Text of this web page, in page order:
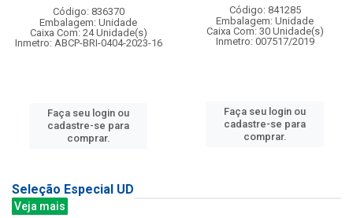
Código: 836370
Embalagem: Unidade
Caixa Com: 24 Unidade(s)
Inmetro: ABCP-BRI-0404-2023-16
Faça seu login ou
cadastre-se para
comprar.
Código: 841285
Embalagem: Unidade
Caixa Com: 30 Unidade(s)
Inmetro: 007517/2019
Faça seu login ou
cadastre-se para
comprar.
Seleção Especial UD
Veja mais